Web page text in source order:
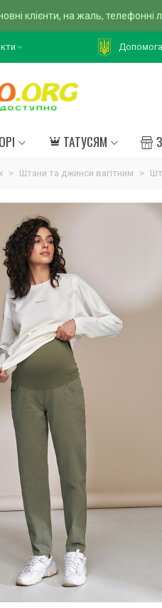
клієнти, на жаль, телефонні
ТАТУСЯМ
> Штани та джинси вагітним >